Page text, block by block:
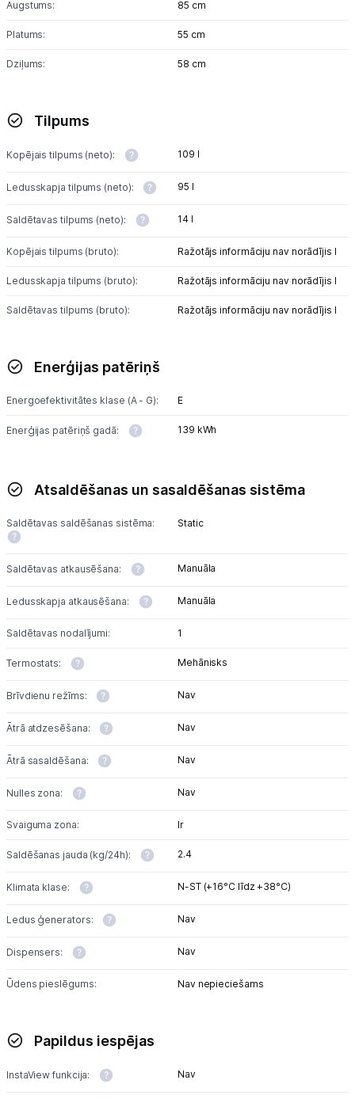
Augstums: 85 cm
Platums: 55 cm
Dziļums: 58 cm
Tilpums
Kopējais tilpums (neto): 109 l
Ledusskapja tilpums (neto): 95 l
Saldētavas tilpums (neto): 14 l
Kopējais tilpums (bruto): Ražotājs informāciju nav norādījis l
Ledusskapja tilpums (bruto): Ražotājs informāciju nav norādījis l
Saldētavas tilpums (bruto): Ražotājs informāciju nav norādījis l
Enerģijas patēriņš
Energoefektivitātes klase (A - G): E
Enerģijas patēriņš gadā: 139 kWh
Atsaldēšanas un sasaldēšanas sistēma
Saldētavas saldēšanas sistēma: Static
Saldētavas atkausēšana: Manuāla
Ledusskapja atkausēšana: Manuāla
Saldētavas nodalījumi: 1
Termostats: Mehānisks
Brīvdienu režīms: Nav
Ātrā atdzesēšana: Nav
Ātrā sasaldēšana: Nav
Nulles zona: Nav
Svaiguma zona: Ir
Saldēšanas jauda (kg/24h): 2.4
Klimata klase: N-ST (+16°C līdz +38°C)
Ledus ģenerators: Nav
Dispensers: Nav
Ūdens pieslēgums: Nav nepieciešams
Papildus iespējas
InstaView funkcija: Nav